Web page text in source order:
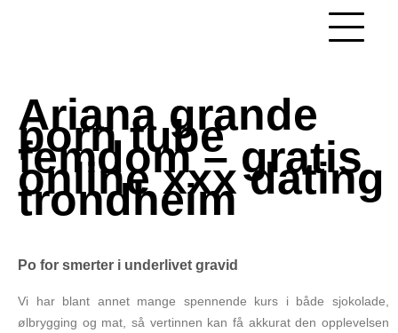
Ariana grande
porn tube
femdom – gratis
online xxx dating
trondheim
Po for smerter i underlivet gravid
Vi har blant annet mange spennende kurs i både sjokolade,
ølbrygging og mat, så vertinnen kan få akkurat den opplevelsen